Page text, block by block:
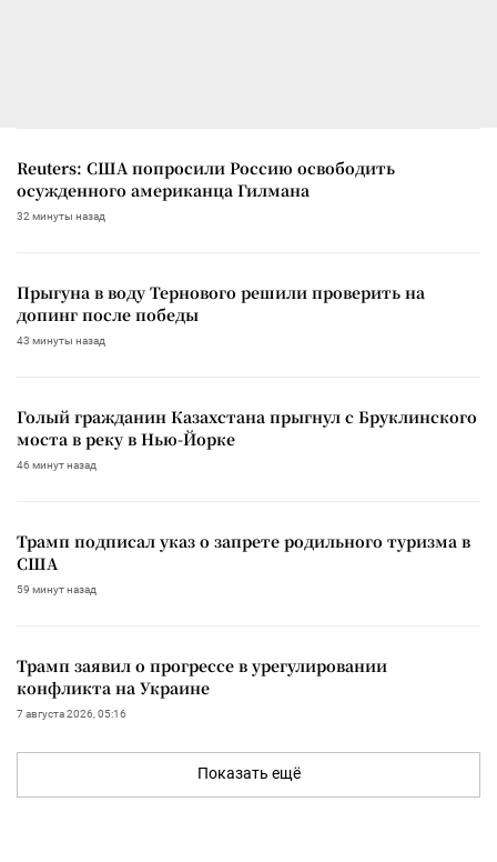
Reuters: США попросили Россию освободить
осужденного американца Гилмана
32 минуты назад
Прыгуна в воду Тернового решили проверить на
допинг после победы
43 минуты назад
Голый гражданин Казахстана прыгнул с Бруклинского
моста в реку в Нью-Йорке
46 минут назад
Трамп подписал указ о запрете родильного туризма в
США
59 минут назад
Трамп заявил о прогрессе в урегулировании
конфликта на Украине
7 августа 2026, 05:16
Показать ещё